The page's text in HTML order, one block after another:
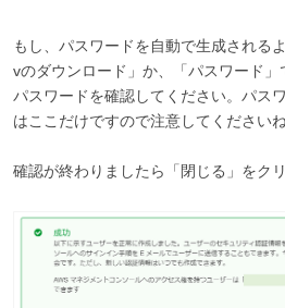
もし、パスワードを自動で生成される
vのダウンロード」か、「パスワード
パスワードを確認してください。パス
はここだけですので注意してくださいね
確認が終わりましたら「閉じる」をク